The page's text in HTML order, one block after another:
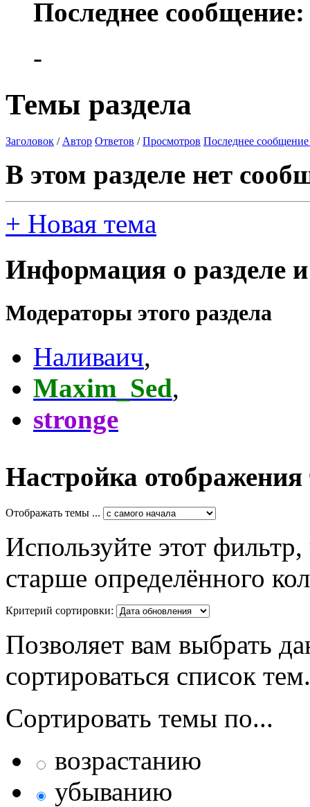
Последнее сообщение:
-
Темы раздела
Заголовок / Автор Ответов /Просмотров Последнее сообщение
В этом разделе нет
+ Новая тема
Информация о разделе
Модераторы этого раздела
Наливаич,
Maxim_Sed,
stronge
Настройка отображения
Отображать темы ...
Используйте этот
старше определённого
Критерий сортировки:
Позволяет вам выбрать
сортироваться список тем.
Сортировать темы по...
возрастанию
убыванию